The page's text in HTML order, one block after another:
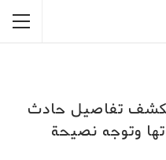
تفاصيل حادث
وتوجه نصيحة